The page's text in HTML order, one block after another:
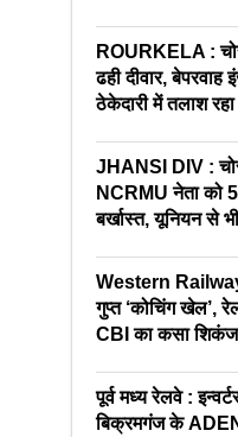
ROURKELA :
ढही दीवार, बेपरवाह
ठेकेदारी में तलाश
JHANSI DIV :
NCRMU नेता को
बर्खास्त, यूनियन से
Western
गुप्त ‘कोचिंग खेल’,
CBI का कसा
पूर्व मध्य रेलवे :
बिक्रमगंज के